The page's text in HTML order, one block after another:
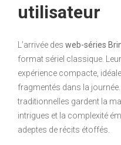
utilisateur
L’arrivée des web-séries
format sériel classique.
expérience compacte,
fragmentés dans la journée.
traditionnelles gardent la
intrigues et la complexité
adeptes de récits étoffés.